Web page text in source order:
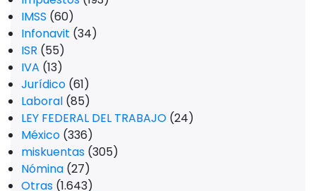
IMSS (60)
Infonavit (34)
ISR (55)
IVA (13)
Jurídico (61)
Laboral (85)
LEY FEDERAL DEL TRABAJO (24)
México (336)
miskuentas (305)
Nómina (27)
Otras (1.643)